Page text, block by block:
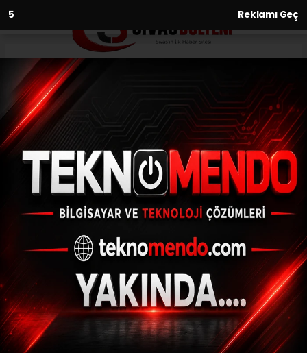
3 Reklamı Geç
Anasayfa Kültür-Sanat-Tarih
KÜLTÜR-SANAT-TARIH
21.06.2026 - 14:18, Güncelleme: 21.06.2026 - 14:26
Tarihi MÖ 3000’li yıllara kadar uzanan
Hafik, Hititlerden Romalılara, Bizans’tan
Selçuklu ve Osmanlı’ya kadar birçok
medeniyete ev sahipliği yaptı. Pılır Höyük’te
ortaya çıkarılan arkeolojik buluntular ve
tarihi İpek Yolu üzerindeki stratejik
konumuyla dikkat çeken ilçe, binlerce yıllık
zengin geçmişiyle Anadolu’nun önemli
kültürel mirasları arasında yer alıyor.